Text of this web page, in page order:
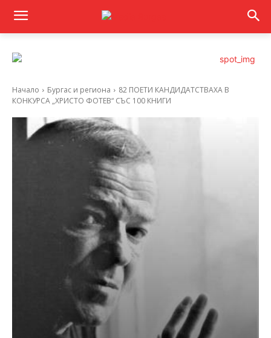
Начало Бургас и региона
82 ПОЕТИ КАНДИДАТСТВАХА В
КОНКУРСА „ХРИСТО ФОТЕВ“ СЪС 100 КНИГИ